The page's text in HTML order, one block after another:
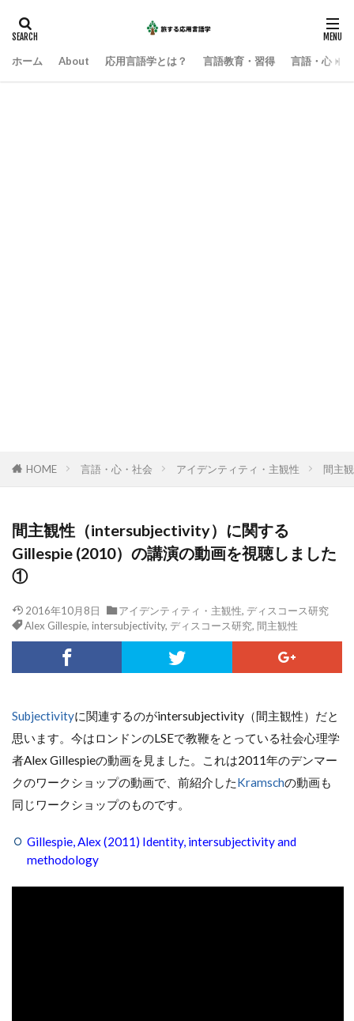
ホーム About 応用言語学とは？ 言語教育・習得 言語・心・
HOME 言語・心・社会 アイデンティティ・主観性 間主
間主観性（intersubjectivity）に関する
Gillespie (2010）の講演の動画を視聴しました
①
2016年10月8日 アイデンティティ・主観性, ディスコース研究
Alex Gillespie, intersubjectivity, ディスコース研究, 間主観性
Subjectivityに関連するのがintersubjectivity（間主観性）だと
思います。今はロンドンのLSEで教鞭をとっている社会心理学
者Alex Gillespieの動画を見ました。これは2011年のデンマー
クのワークショップの動画で、前紹介したKramschの動画も
同じワークショップのものです。
Gillespie, Alex (2011) Identity, intersubjectivity and
methodology